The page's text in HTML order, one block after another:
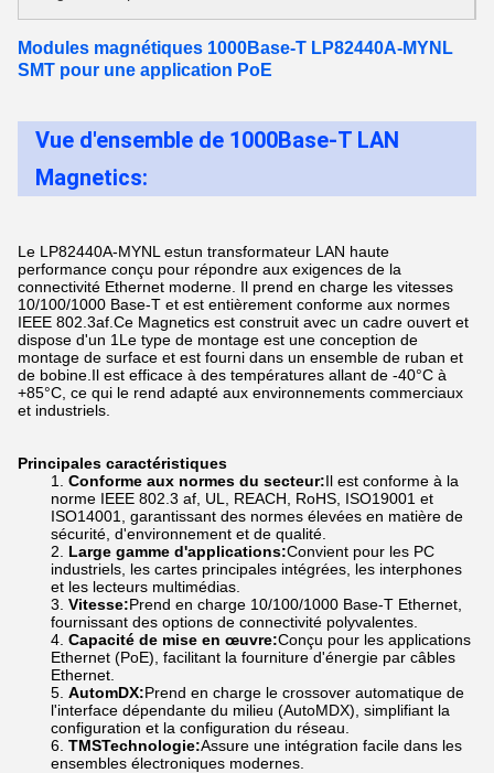
Modules magnétiques 1000Base-T LP82440A-MYNL
SMT pour une application PoE
Vue d'ensemble de 1000Base-T LAN
Magnetics:
Le LP82440A-MYNL estun transformateur LAN haute
performance conçu pour répondre aux exigences de la
connectivité Ethernet moderne. Il prend en charge les vitesses
10/100/1000 Base-T et est entièrement conforme aux normes
IEEE 802.3af.Ce Magnetics est construit avec un cadre ouvert et
dispose d'un 1Le type de montage est une conception de
montage de surface et est fourni dans un ensemble de ruban et
de bobine. Il est efficace à des températures allant de -40°C à
+85°C, ce qui le rend adapté aux environnements commerciaux
et industriels.
Principales caractéristiques
Conforme aux normes du secteur:Il est conforme à la
norme IEEE 802.3 af, UL, REACH, RoHS, ISO19001 et
ISO14001, garantissant des normes élevées en matière de
sécurité, d'environnement et de qualité.
Large gamme d'applications:Convient pour les PC
industriels, les cartes principales intégrées, les interphones
et les lecteurs multimédias.
Vitesse:Prend en charge 10/100/1000 Base-T Ethernet,
fournissant des options de connectivité polyvalentes.
Capacité de mise en œuvre:Conçu pour les applications
Ethernet (PoE), facilitant la fourniture d'énergie par câbles
Ethernet.
AutomDX:Prend en charge le crossover automatique de
l'interface dépendante du milieu (AutoMDX), simplifiant la
configuration et la configuration du réseau.
TMSTechnologie:Assure une intégration facile dans les
ensembles électroniques modernes.